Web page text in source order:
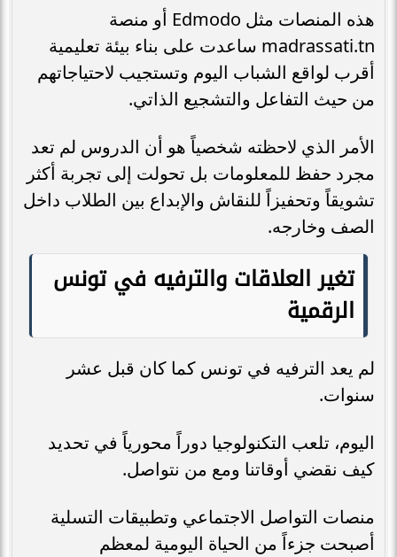
هذه المنصات مثل Edmodo أو منصة
madrassati.tn ساعدت على بناء بيئة تعليمية
أقرب لواقع الشباب اليوم وتستجيب لاحتياجاتهم
من حيث التفاعل والتشجيع الذاتي.
الأمر الذي لاحظته شخصياً هو أن الدروس لم تعد
مجرد حفظ للمعلومات بل تحولت إلى تجربة أكثر
تشويقاً وتحفيزاً للنقاش والإبداع بين الطلاب داخل
الصف وخارجه.
تغير العلاقات والترفيه في تونس
الرقمية
لم يعد الترفيه في تونس كما كان قبل عشر
سنوات.
اليوم، تلعب التكنولوجيا دوراً محورياً في تحديد
كيف نقضي أوقاتنا ومع من نتواصل.
منصات التواصل الاجتماعي وتطبيقات التسلية
أصبحت جزءاً من الحياة اليومية لمعظم